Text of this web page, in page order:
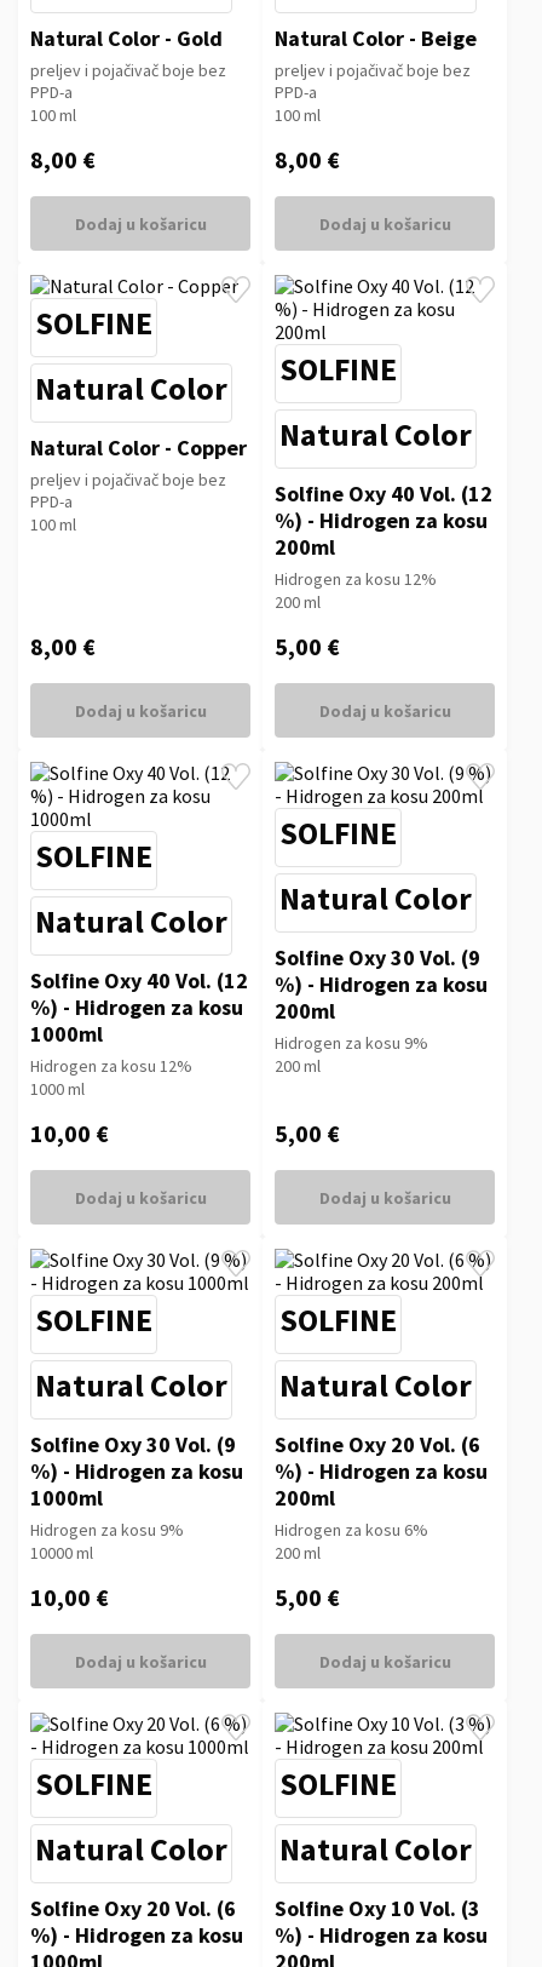
Natural Color - Gold
preljev i pojačivač boje bez
PPD-a
100 ml
8,00 €
Dodaj u košaricu
Natural Color - Beige
preljev i pojačivač boje bez
PPD-a
100 ml
8,00 €
Dodaj u košaricu
SOLFINE
Natural Color
Natural Color - Copper
preljev i pojačivač boje bez
PPD-a
100 ml
8,00 €
Dodaj u košaricu
SOLFINE
Natural Color
Solfine Oxy 40 Vol. (12
%) - Hidrogen za kosu
200ml
Hidrogen za kosu 12%
200 ml
5,00 €
Dodaj u košaricu
SOLFINE
Natural Color
Solfine Oxy 40 Vol. (12
%) - Hidrogen za kosu
1000ml
Hidrogen za kosu 12%
1000 ml
10,00 €
Dodaj u košaricu
SOLFINE
Natural Color
Solfine Oxy 30 Vol. (9
%) - Hidrogen za kosu
200ml
Hidrogen za kosu 9%
200 ml
5,00 €
Dodaj u košaricu
SOLFINE
Natural Color
Solfine Oxy 30 Vol. (9
%) - Hidrogen za kosu
1000ml
Hidrogen za kosu 9%
10000 ml
10,00 €
Dodaj u košaricu
SOLFINE
Natural Color
Solfine Oxy 20 Vol. (6
%) - Hidrogen za kosu
200ml
Hidrogen za kosu 6%
200 ml
5,00 €
Dodaj u košaricu
SOLFINE
Natural Color
Solfine Oxy 20 Vol. (6
%) - Hidrogen za kosu
SOLFINE
Natural Color
Solfine Oxy 10 Vol. (3
%) - Hidrogen za kosu